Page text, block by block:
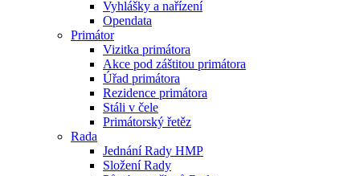
Vyhlášky a nařízení
Opendata
Primátor
Vizitka primátora
Akce pod záštitou primátora
Úřad primátora
Rezidence primátora
Stáli v čele
Primátorský řetěz
Rada
Jednání Rady HMP
Složení Rady